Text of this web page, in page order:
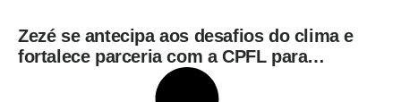
Zezé se antecipa aos desafios do clima e
fortalece parceria com a CPFL para
enfrentar eventos extremos em